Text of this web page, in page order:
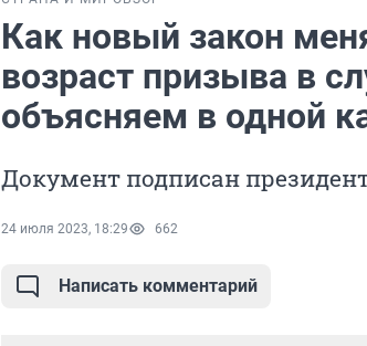
Как новый закон
возраст призыва в
объясняем в одной
Документ подписан
24 июля 2023, 18:29 662
Написать комментарий